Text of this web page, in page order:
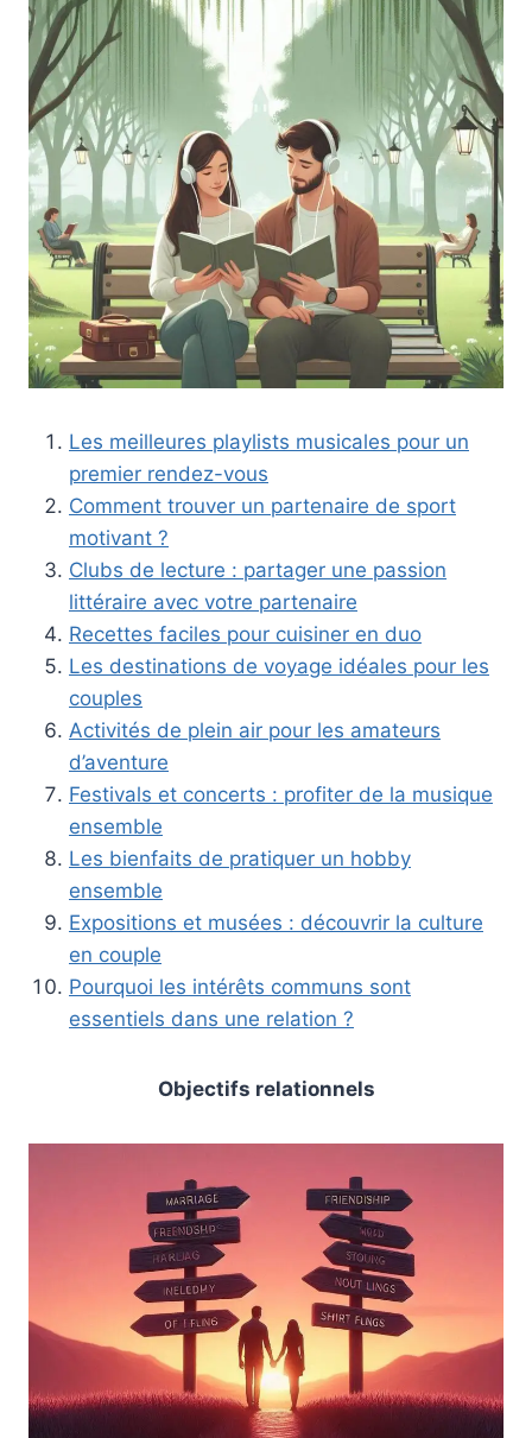
Les meilleures playlists musicales pour un
premier rendez-vous
Comment trouver un partenaire de sport
motivant ?
Clubs de lecture : partager une passion
littéraire avec votre partenaire
Recettes faciles pour cuisiner en duo
Les destinations de voyage idéales pour les
couples
Activités de plein air pour les amateurs
d’aventure
Festivals et concerts : profiter de la musique
ensemble
Les bienfaits de pratiquer un hobby
ensemble
Expositions et musées : découvrir la culture
en couple
Pourquoi les intérêts communs sont
essentiels dans une relation ?
Objectifs relationnels